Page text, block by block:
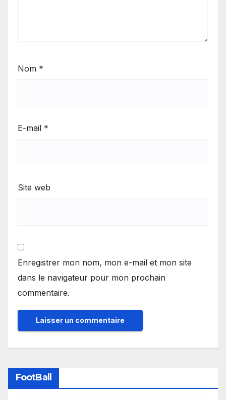
Nom *
E-mail *
Site web
Enregistrer mon nom, mon e-mail et mon site
dans le navigateur pour mon prochain
commentaire.
FootBall